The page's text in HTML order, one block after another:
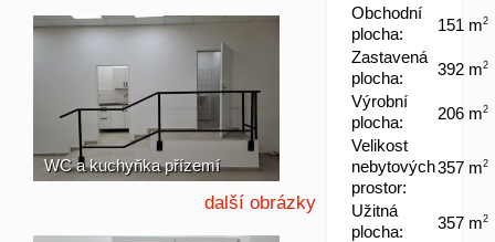
WC a kuchyňka přízemí
další obrázky
Obchodní
plocha:
151 m2
Zastavená
plocha:
392 m2
Výrobní
plocha:
206 m2
Velikost
nebytových
prostor:
357 m2
Užitná
plocha:
357 m2